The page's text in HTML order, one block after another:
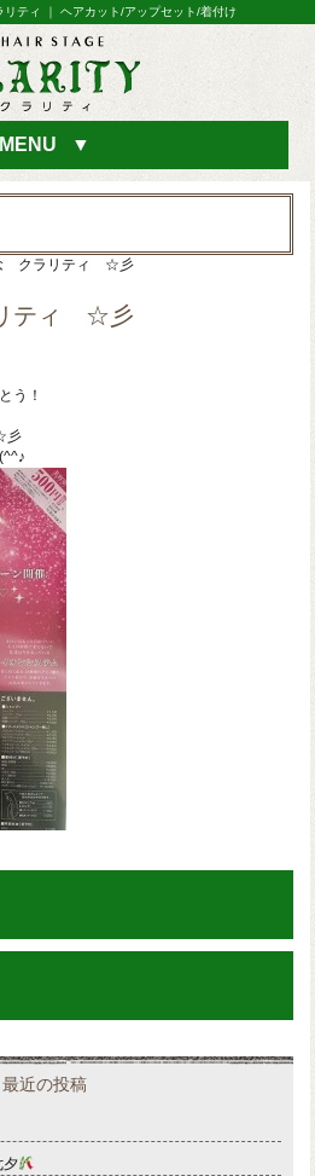
ティ ｜ ヘアカット/アップセット/着付け
MENU ▼
クラリティ ☆彡
ティ ☆彡
う！
彡
最近の投稿
夕